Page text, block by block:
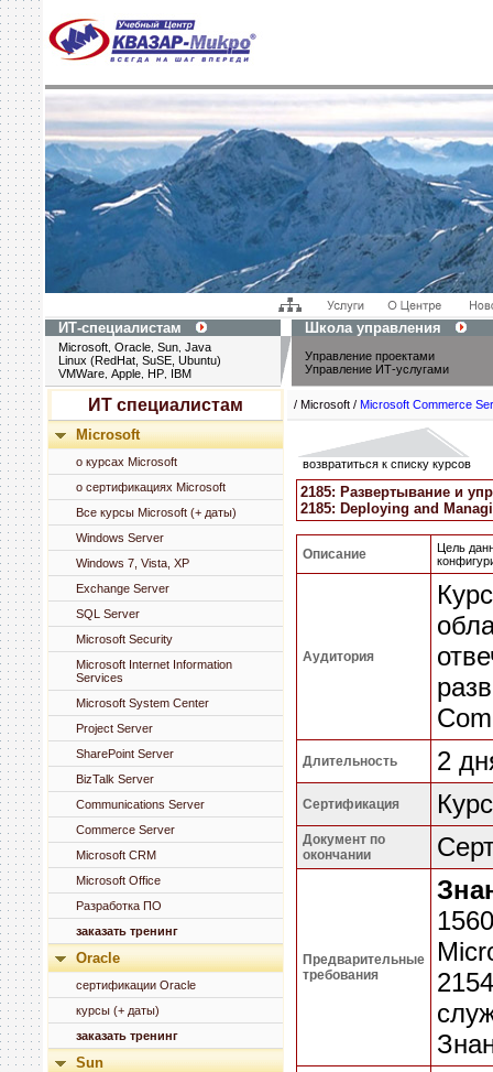
ИТ-специалистам Школа управления
Microsoft Oracle Sun Java
Linux (RedHat, SuSE, Ubuntu)
VMWare Apple HP IBM
Управление проектами
Управление ИТ-услугами
ИТ специалистам
Microsoft
о курсах Microsoft
о сертификациях Microsoft
Все курсы Microsoft (+ даты)
Windows Server
Windows 7, Vista, XP
Exchange Server
SQL Server
Microsoft Security
Microsoft Internet Information
Services
Microsoft System Center
Project Server
SharePoint Server
BizTalk Server
Communications Server
Commerce Server
Microsoft CRM
Microsoft Office
Разработка ПО
заказать тренинг
Oracle
сертификации Oracle
курсы (+ даты)
заказать тренинг
Sun
/ Microsoft / Microsoft Commerce
возвратиться к списку курсов
2185: Развертывание и
2185: Deploying and
Описание
Цель
Аудитория
Длительность 2
Сертификация
Документ по
окончании
Предварительные
требования